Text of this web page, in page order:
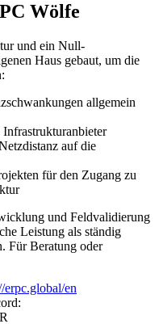
Wölfe
und ein Null-
Haus gebaut, um die
allgemein
auf die
für den Zugang zu
und Feldvalidierung
Leistung als ständig
Für Beratung oder
erpc.global/en